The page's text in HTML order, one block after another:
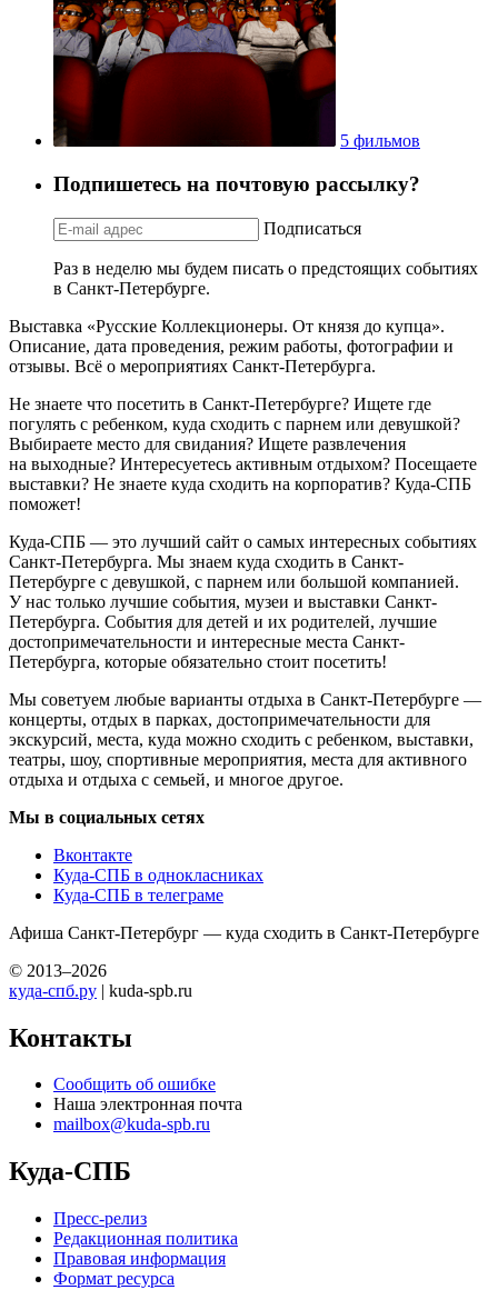
5 фильмов
Подпишетесь на почтовую рассылку?
Подписаться
Раз в неделю мы будем писать о предстоящих событиях
в Санкт-Петербурге.
Выставка «Русские Коллекционеры. От князя до купца».
Описание, дата проведения, режим работы, фотографии и
отзывы. Всё о мероприятиях Санкт-Петербурга.
Не знаете что посетить в Санкт-Петербурге? Ищете где
погулять с ребенком, куда сходить с парнем или девушкой?
Выбираете место для свидания? Ищете развлечения
на выходные? Интересуетесь активным отдыхом? Посещаете
выставки? Не знаете куда сходить на корпоратив? Куда-СПБ
поможет!
Куда-СПБ — это лучший сайт о самых интересных событиях
Санкт-Петербурга. Мы знаем куда сходить в Санкт-
Петербурге с девушкой, с парнем или большой компанией.
У нас только лучшие события, музеи и выставки Санкт-
Петербурга. События для детей и их родителей, лучшие
достопримечательности и интересные места Санкт-
Петербурга, которые обязательно стоит посетить!
Мы советуем любые варианты отдыха в Санкт-Петербурге —
концерты, отдых в парках, достопримечательности для
экскурсий, места, куда можно сходить с ребенком, выставки,
театры, шоу, спортивные мероприятия, места для активного
отдыха и отдыха с семьей, и многое другое.
Мы в социальных сетях
Вконтакте
Куда-СПБ в однокласниках
Куда-СПБ в телеграме
Афиша Санкт-Петербург — куда сходить в Санкт-Петербурге
© 2013–2026
куда-спб.ру | kuda-spb.ru
Контакты
Сообщить об ошибке
Наша электронная почта
mailbox@kuda-spb.ru
Куда-СПБ
Пресс-релиз
Редакционная политика
Правовая информация
Формат ресурса